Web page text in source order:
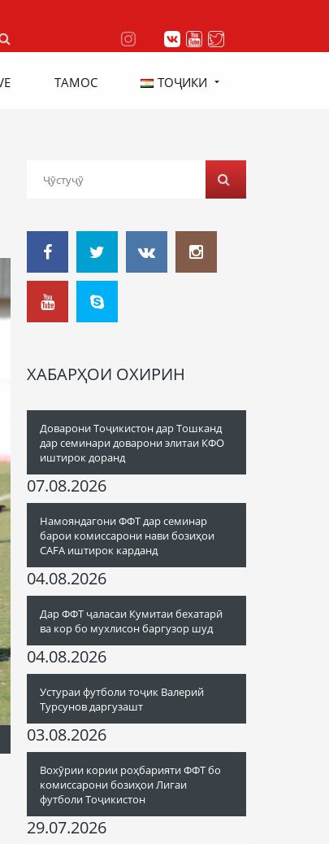
ТАМОС ТОҶИКИ
ХАБАРҲОИ ОХИРИН
Доварони Тоҷикистон дар Тошканд
дар семинари доварони элитаи КФО
иштирок доранд
07.08.2026
Намояндагони ФФТ дар семинар
барои комиссарони нави бозиҳои
CAFA иштирок карданд
04.08.2026
Дар ФФТ ҷаласаи Кумитаи бехатарӣ
ва кор бо мухлисон баргузор шуд
04.08.2026
Устураи футболи тоҷик Валерий
Турсунов даргузашт
03.08.2026
Вохӯрии кории роҳбарияти ФФТ бо
комиссарони бозиҳои Лигаи
футболи Тоҷикистон
29.07.2026